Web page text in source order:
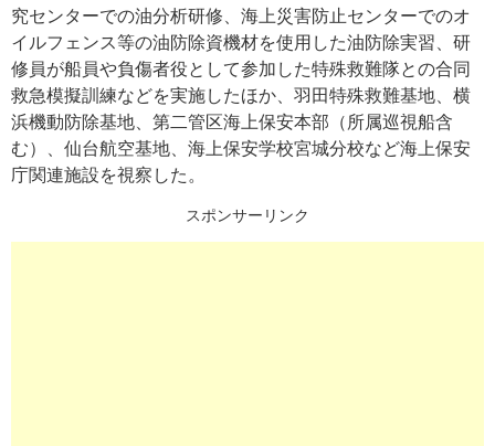
究センターでの油分析研修、海上災害防止センターでのオ
イルフェンス等の油防除資機材を使用した油防除実習、研
修員が船員や負傷者役として参加した特殊救難隊との合同
救急模擬訓練などを実施したほか、羽田特殊救難基地、横
浜機動防除基地、第二管区海上保安本部（所属巡視船含
む）、仙台航空基地、海上保安学校宮城分校など海上保安
庁関連施設を視察した。
スポンサーリンク